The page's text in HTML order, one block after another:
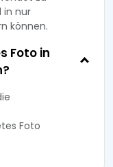
in nur
können.
Foto in
Foto